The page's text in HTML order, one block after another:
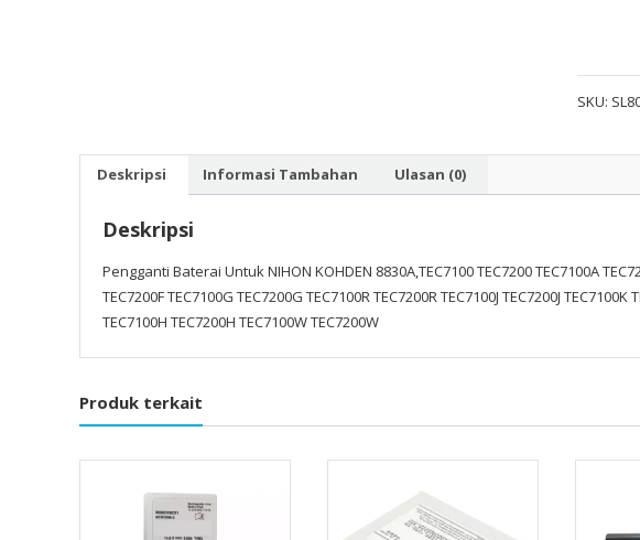
TEC7200
TEC7100A
TEC7100C
TEC7200F
TEC7200J
TEC7200E
SKU:
Deskripsi Informasi Tambahan Ulasan (0)
Deskripsi
Pengganti Baterai Untuk NIHON KOHDEN 8830A,TEC7100 TEC7200 TEC7100A
TEC7200F TEC7100G TEC7200G TEC7100R TEC7200R TEC7100J TEC7200J
TEC7100H TEC7200H TEC7100W TEC7200W
Produk terkait